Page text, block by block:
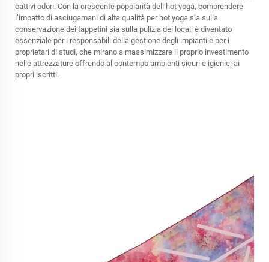
cattivi odori. Con la crescente popolarità dell’hot yoga, comprendere
l’impatto di asciugamani di alta qualità per hot yoga sia sulla
conservazione dei tappetini sia sulla pulizia dei locali è diventato
essenziale per i responsabili della gestione degli impianti e per i
proprietari di studi, che mirano a massimizzare il proprio investimento
nelle attrezzature offrendo al contempo ambienti sicuri e igienici ai
propri iscritti.